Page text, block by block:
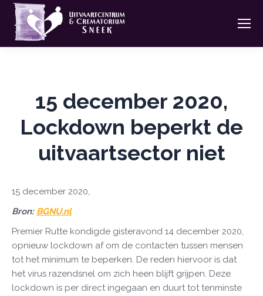
15 december 2020,
Lockdown beperkt de
uitvaartsector niet
15 december 2020,
Bron: BGNU.nl
Premier Rutte kondigde gisteravond 14 december 2020,
opnieuw lockdown af om de contacten tussen mensen
tot het minimum te beperken. De reden hiervoor is dat
het virus razendsnel om zich heen blijft grijpen. Deze
lockdown is per direct ingegaan en duurt tot tenminste